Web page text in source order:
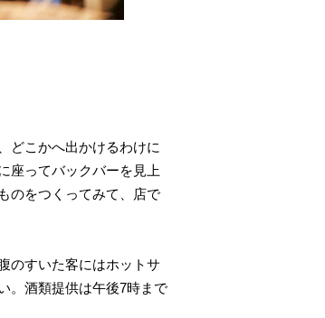
どこかへ出かけるわけに
座ってバックバーを見上
のをつくってみて、店で
のすいた客にはホットサ
。酒類提供は午後7時まで